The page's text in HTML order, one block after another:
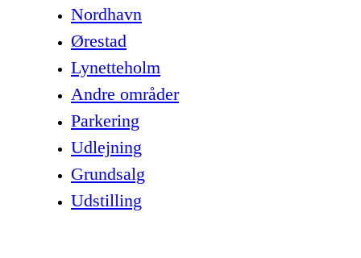
Nordhavn
Ørestad
Lynetteholm
Andre områder
Parkering
Udlejning
Grundsalg
Udstilling